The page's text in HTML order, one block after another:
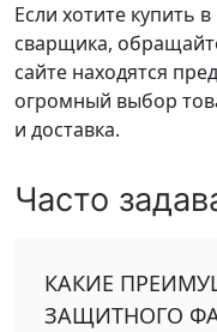
Если хотите купить
сварщика,
сайте находятся
огромный выбор
и доставка.
Часто
КАКИЕ
ЗАЩИТНОГО